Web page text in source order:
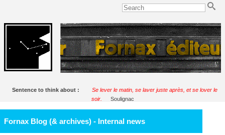
Sentence to think about :
Se lever le matin, se laver juste après, et se lover le
soir.
Soulignac
Fornax Blog (& archives) - Internal news